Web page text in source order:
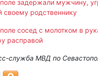
задержали мужчину,
своему родственнику
сосед с молотком в
расправой
служба МВД по